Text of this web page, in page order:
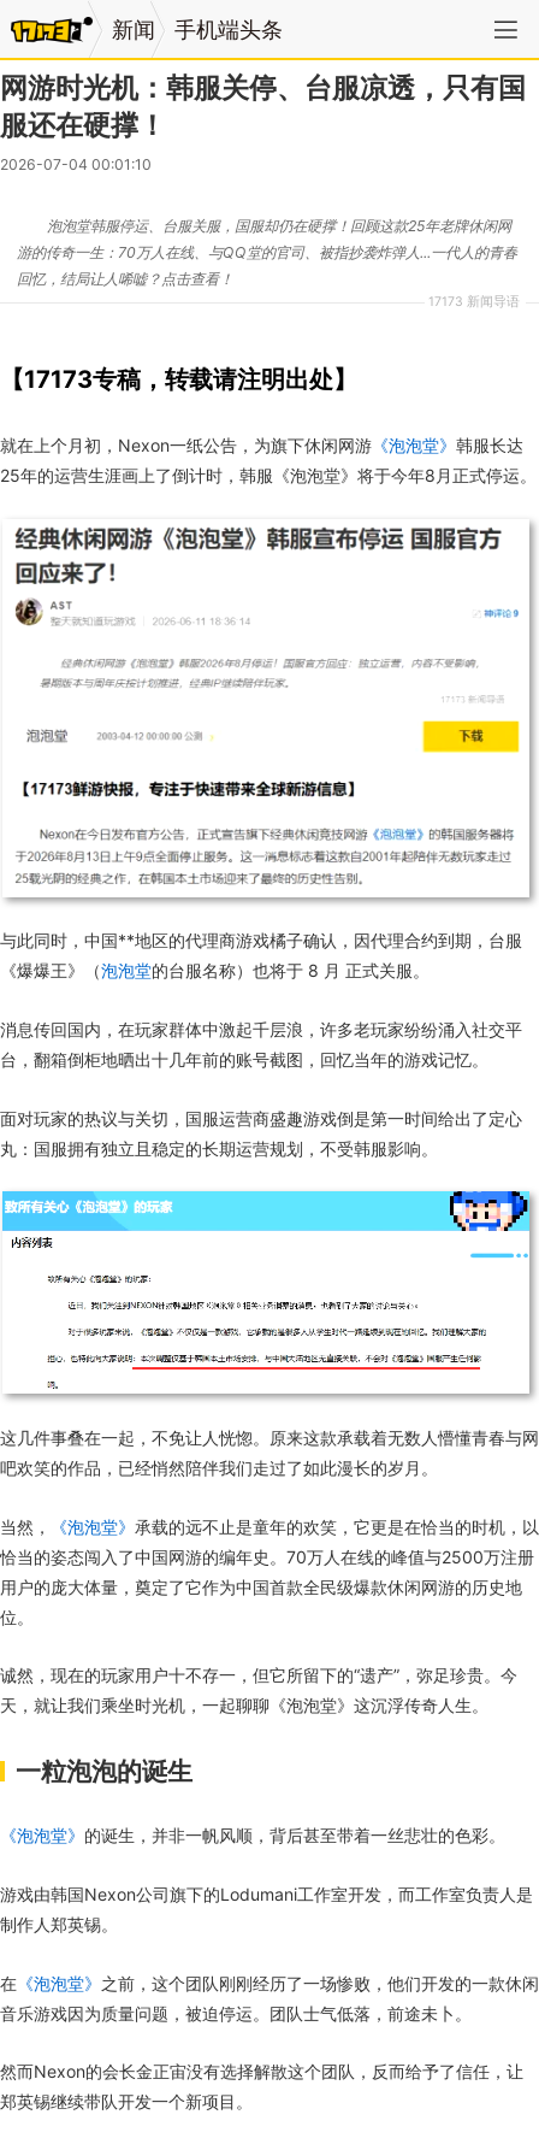
新闻 手机端头条
网游时光机：韩服关停、台服凉透，只有国
服还在硬撑！
2026-07-04 00:01:10
17173 新闻导语
泡泡堂韩服停运、台服关服，国服却仍在硬撑！回顾这款25年老牌休闲网
游的传奇一生：70万人在线、与QQ堂的官司、被指抄袭炸弹人...一代人的青春
回忆，结局让人唏嘘？点击查看！
【17173专稿，转载请注明出处】
就在上个月初，Nexon一纸公告，为旗下休闲网游 《泡泡堂》 韩服长达
25年的运营生涯画上了倒计时，韩服《泡泡堂》将于今年8月正式停运。
与此同时，中国**地区的代理商游戏橘子确认，因代理合约到期，台服
《爆爆王》（泡泡堂的台服名称）也将于 8 月 正式关服。
消息传回国内，在玩家群体中激起千层浪，许多老玩家纷纷涌入社交平
台，翻箱倒柜地晒出十几年前的账号截图，回忆当年的游戏记忆。
面对玩家的热议与关切，国服运营商盛趣游戏倒是第一时间给出了定心
丸：国服拥有独立且稳定的长期运营规划，不受韩服影响。
这几件事叠在一起，不免让人恍惚。原来这款承载着无数人懵懂青春与网
吧欢笑的作品，已经悄然陪伴我们走过了如此漫长的岁月。
当然， 《泡泡堂》 承载的远不止是童年的欢笑，它更是在恰当的时机，以
恰当的姿态闯入了中国网游的编年史。70万人在线的峰值与2500万注册
用户的庞大体量，奠定了它作为中国首款全民级爆款休闲网游的历史地
位。
诚然，现在的玩家用户十不存一，但它所留下的“遗产”，弥足珍贵。今
天，就让我们乘坐时光机，一起聊聊《泡泡堂》这沉浮传奇人生。
一粒泡泡的诞生
《泡泡堂》 的诞生，并非一帆风顺，背后甚至带着一丝悲壮的色彩。
游戏由韩国Nexon公司旗下的Lodumani工作室开发，而工作室负责人是
制作人郑英锡。
在 《泡泡堂》 之前，这个团队刚刚经历了一场惨败，他们开发的一款休闲
音乐游戏因为质量问题，被迫停运。团队士气低落，前途未卜。
然而Nexon的会长金正宙没有选择解散这个团队，反而给予了信任，让
郑英锡继续带队开发一个新项目。